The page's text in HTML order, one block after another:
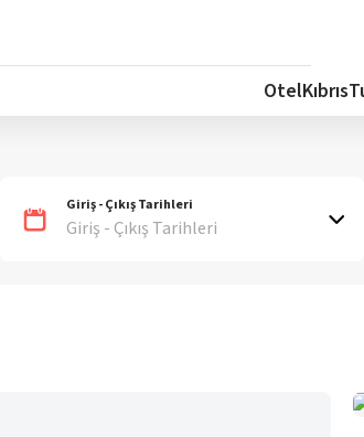
OtelKıbrıs
Giriş - Çıkış Tarihleri
Giriş - Çıkış Tarihleri